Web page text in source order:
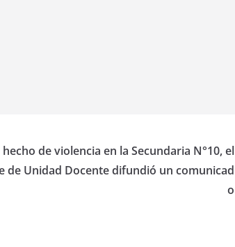
hecho de violencia en la Secundaria N°10, el
de Unidad Docente difundió un comunicad
o